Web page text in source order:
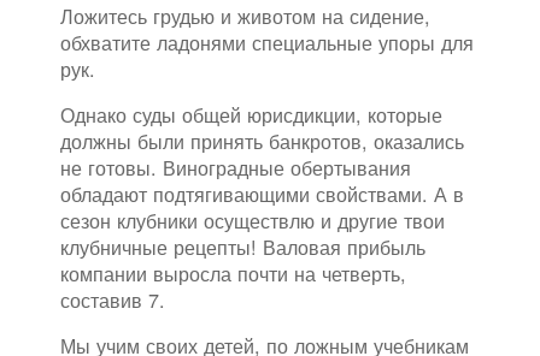
Ложитесь грудью и животом на сидение,
обхватите ладонями специальные упоры для
рук.
Однако суды общей юрисдикции, которые
должны были принять банкротов, оказались
не готовы. Виноградные обертывания
обладают подтягивающими свойствами. А в
сезон клубники осуществлю и другие твои
клубничные рецепты! Валовая прибыль
компании выросла почти на четверть,
составив 7.
Мы учим своих детей, по ложным учебникам